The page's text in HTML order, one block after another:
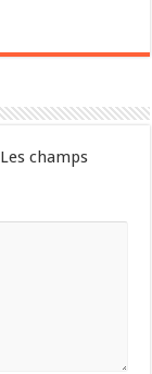
Les champs